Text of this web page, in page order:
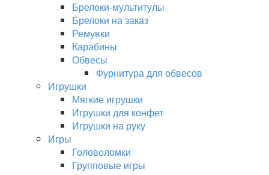
Брелоки-мультитулы
Брелоки на заказ
Ремувки
Карабины
Обвесы
Фурнитура для обвесов
Игрушки
Мягкие игрушки
Игрушки для конфет
Игрушки на руку
Игры
Головоломки
Групповые игры